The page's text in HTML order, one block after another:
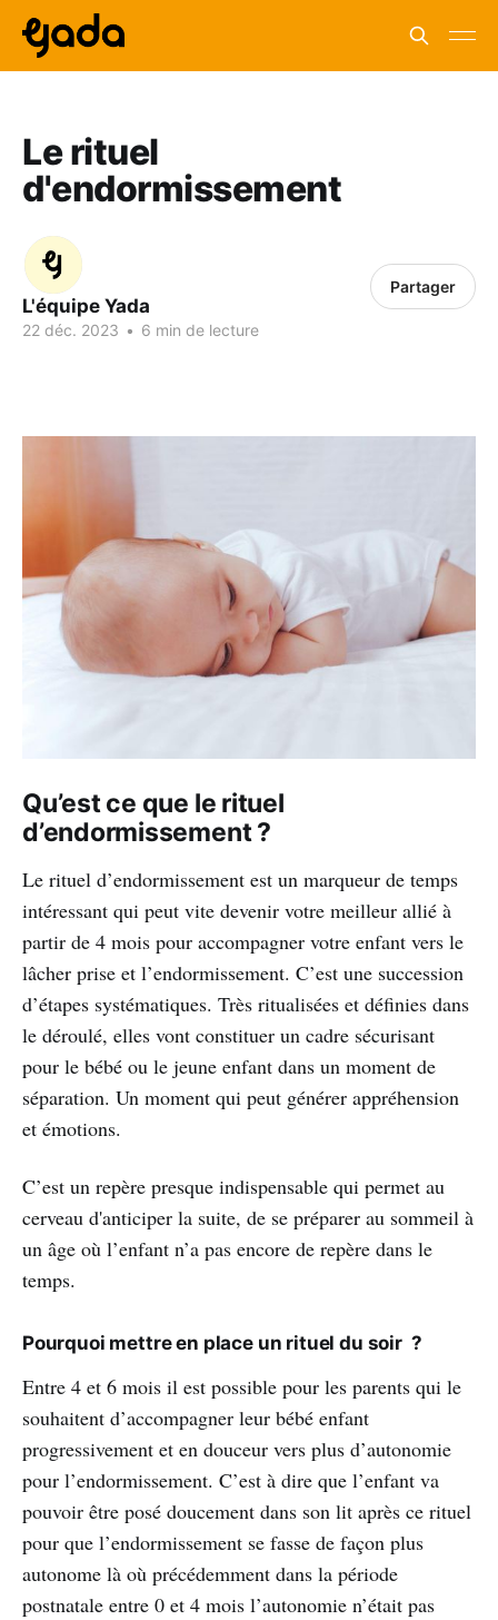
Le rituel
d'endormissement
L'équipe Yada
22 déc. 2023 • 6 min de lecture
Partager
Qu’est ce que le rituel
d’endormissement ?
Le rituel d’endormissement est un marqueur de temps
intéressant qui peut vite devenir votre meilleur allié à
partir de 4 mois pour accompagner votre enfant vers le
lâcher prise et l’endormissement. C’est une succession
d’étapes systématiques. Très ritualisées et définies dans
le déroulé, elles vont constituer un cadre sécurisant
pour le bébé ou le jeune enfant dans un moment de
séparation. Un moment qui peut générer appréhension
et émotions.
C’est un repère presque indispensable qui permet au
cerveau d'anticiper la suite, de se préparer au sommeil à
un âge où l’enfant n’a pas encore de repère dans le
temps.
Pourquoi mettre en place un rituel du soir ?
Entre 4 et 6 mois il est possible pour les parents qui le
souhaitent d’accompagner leur bébé enfant
progressivement et en douceur vers plus d’autonomie
pour l’endormissement. C’est à dire que l’enfant va
pouvoir être posé doucement dans son lit après ce rituel
pour que l’endormissement se fasse de façon plus
autonome là où précédemment dans la période
postnatale entre 0 et 4 mois l’autonomie n’était pas